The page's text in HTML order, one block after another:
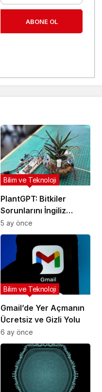
ABONE OL
PlantGPT: Bitkiler
Sorunlarını İngiliz
Aksanıyla Anlatıyor
Bilim ve Teknoloji
5 ay önce
Gmail’de Yer Açmanın
Ücretsiz ve Gizli Yolu
Bilim ve Teknoloji
6 ay önce